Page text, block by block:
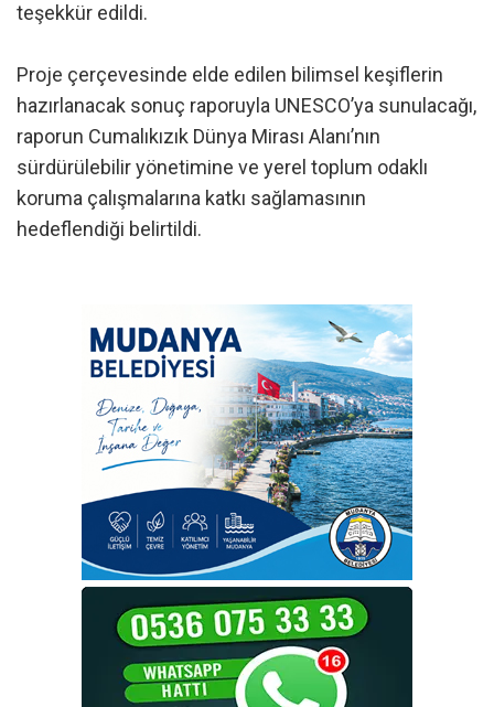
teşekkür edildi.
Proje çerçevesinde elde edilen bilimsel keşiflerin
hazırlanacak sonuç raporuyla UNESCO’ya sunulacağı,
raporun Cumalıkızık Dünya Mirası Alanı’nın
sürdürülebilir yönetimine ve yerel toplum odaklı
koruma çalışmalarına katkı sağlamasının
hedeflendiği belirtildi.